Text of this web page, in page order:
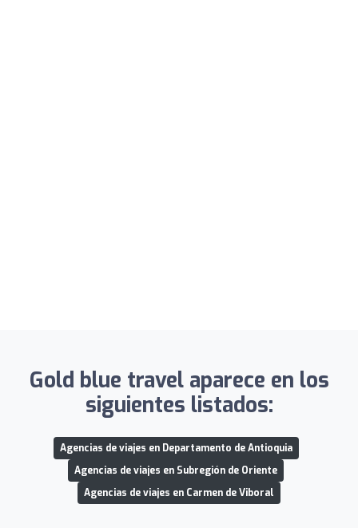
Gold blue travel aparece en los
siguientes listados:
Agencias de viajes en Departamento de Antioquia
Agencias de viajes en Subregión de Oriente
Agencias de viajes en Carmen de Viboral